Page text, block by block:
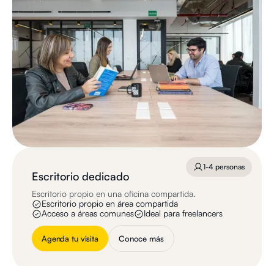
Escritorio dedicado
Escritorio propio en una oficina compartida.
Escritorio propio en área compartida
Acceso a áreas comunes
Ideal para freelancers
Agenda tu visita Conoce más
1-4 personas